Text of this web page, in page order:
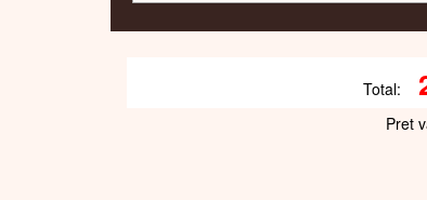
Total:
Pret